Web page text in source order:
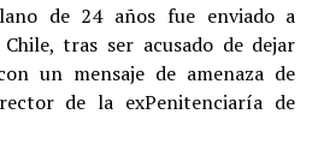
de 24 años fue enviado a
tras ser acusado de dejar
un mensaje de amenaza de
de la exPenitenciaría de